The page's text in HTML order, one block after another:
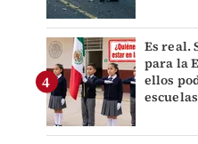
Es real.
para la
ellos